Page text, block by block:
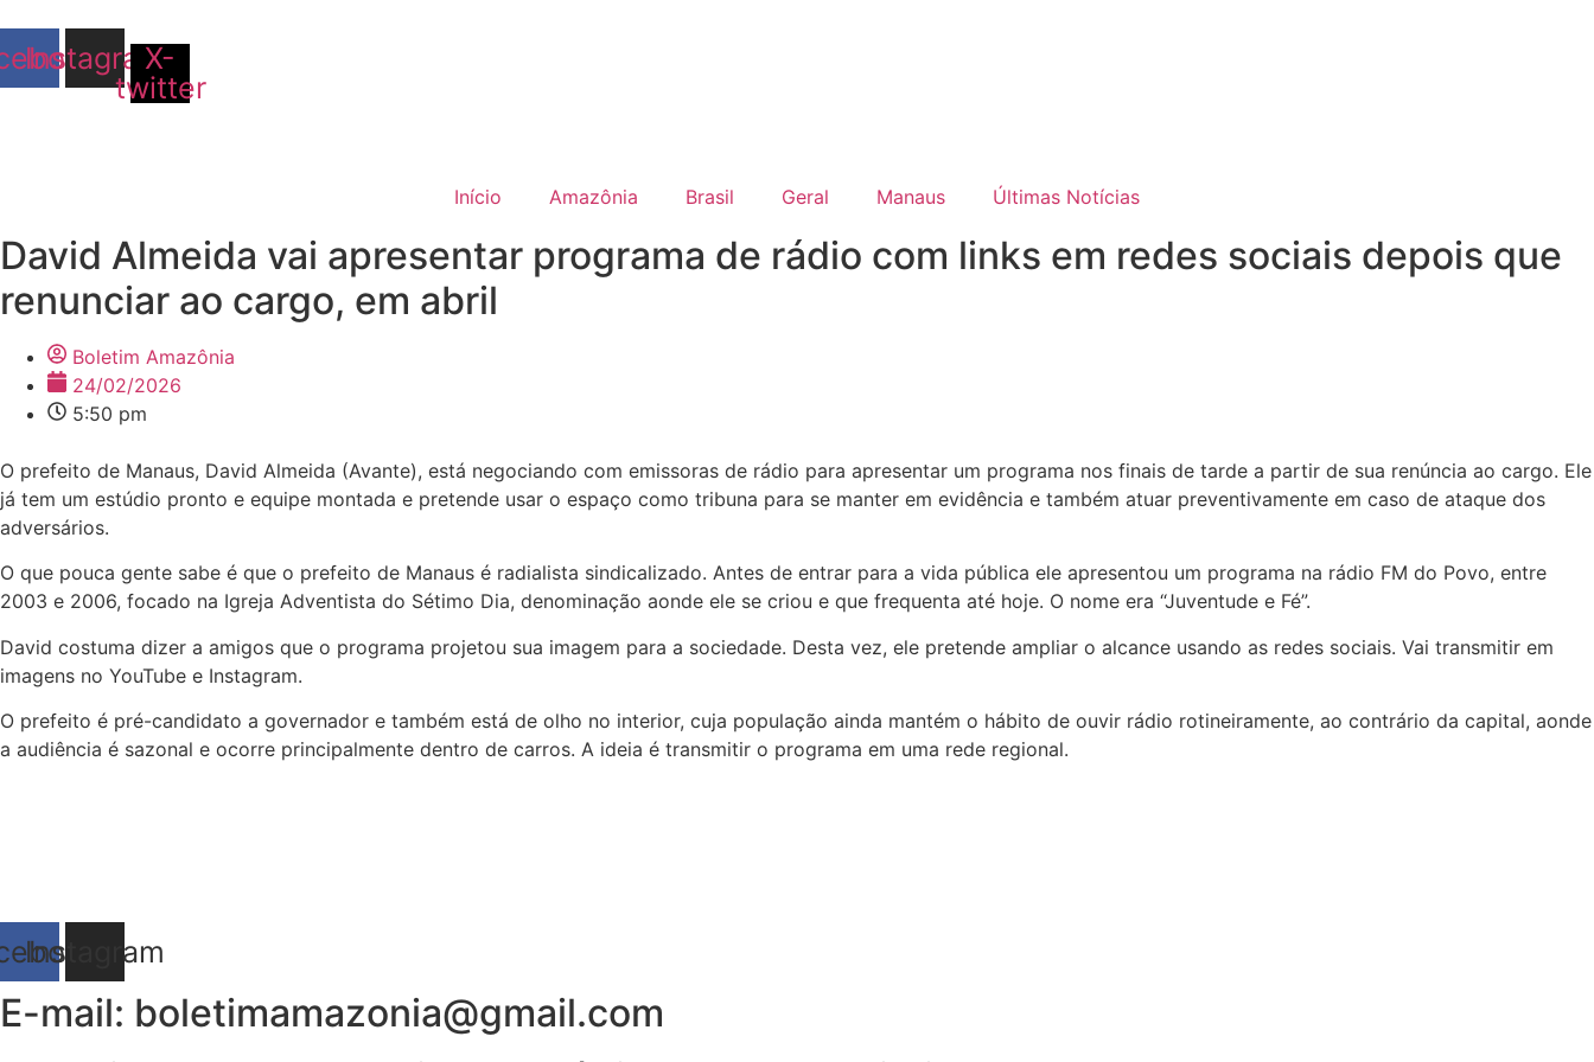
para
o
Instagram
X-
twitter
Início Amazônia Brasil Geral Manaus Últimas Notícias
David Almeida vai apresentar programa de rádio com links em redes sociais depois que
renunciar ao cargo, em abril
Boletim Amazônia
24/02/2026
5:50 pm
O prefeito de Manaus, David Almeida (Avante), está negociando com emissoras de rádio para apresentar um programa nos finais de tarde a partir de sua renúncia ao cargo. Ele
já tem um estúdio pronto e equipe montada e pretende usar o espaço como tribuna para se manter em evidência e também atuar preventivamente em caso de ataque dos
adversários.
O que pouca gente sabe é que o prefeito de Manaus é radialista sindicalizado. Antes de entrar para a vida pública ele apresentou um programa na rádio FM do Povo, entre
2003 e 2006, focado na Igreja Adventista do Sétimo Dia, denominação aonde ele se criou e que frequenta até hoje. O nome era “Juventude e Fé”.
David costuma dizer a amigos que o programa projetou sua imagem para a sociedade. Desta vez, ele pretende ampliar o alcance usando as redes sociais. Vai transmitir em
imagens no YouTube e Instagram.
O prefeito é pré-candidato a governador e também está de olho no interior, cuja população ainda mantém o hábito de ouvir rádio rotineiramente, ao contrário da capital, aonde
a audiência é sazonal e ocorre principalmente dentro de carros. A ideia é transmitir o programa em uma rede regional.
Instagram
E-mail: boletimamazonia@gmail.com